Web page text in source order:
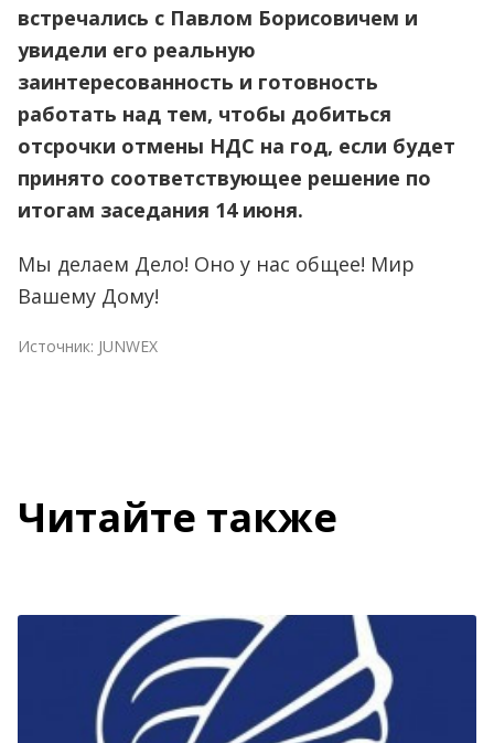
встречались с Павлом Борисовичем и
увидели его реальную
заинтересованность и готовность
работать над тем, чтобы добиться
отсрочки отмены НДС на год, если будет
принято соответствующее решение по
итогам заседания 14 июня.
Мы делаем Дело! Оно у нас общее! Мир
Вашему Дому!
Источник: JUNWEX
Читайте также